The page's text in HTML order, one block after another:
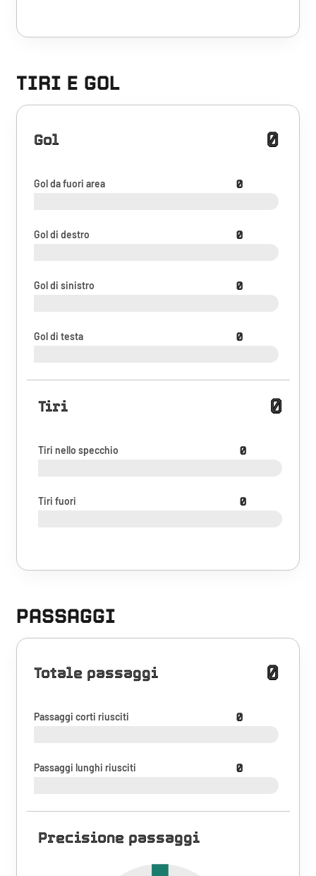
TIRI E GOL
Gol 0
Gol da fuori area 0
Gol di destro 0
Gol di sinistro 0
Gol di testa 0
Tiri 0
Tiri nello specchio 0
Tiri fuori 0
PASSAGGI
Totale passaggi 0
Passaggi corti riusciti 0
Passaggi lunghi riusciti 0
Precisione passaggi